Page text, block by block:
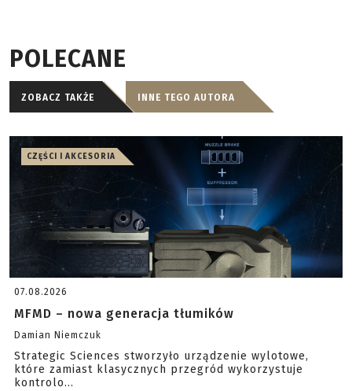
POLECANE
ZOBACZ TAKŻE INNE TEGO AUTORA
CZĘŚCI I AKCESORIA
07.08.2026
MFMD – nowa generacja tłumików
Damian Niemczuk
Strategic Sciences stworzyło urządzenie wylotowe,
które zamiast klasycznych przegród wykorzystuje
kontrolo...